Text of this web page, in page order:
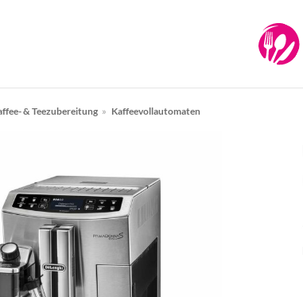
& Teezubereitung » Kaffeevollautomaten